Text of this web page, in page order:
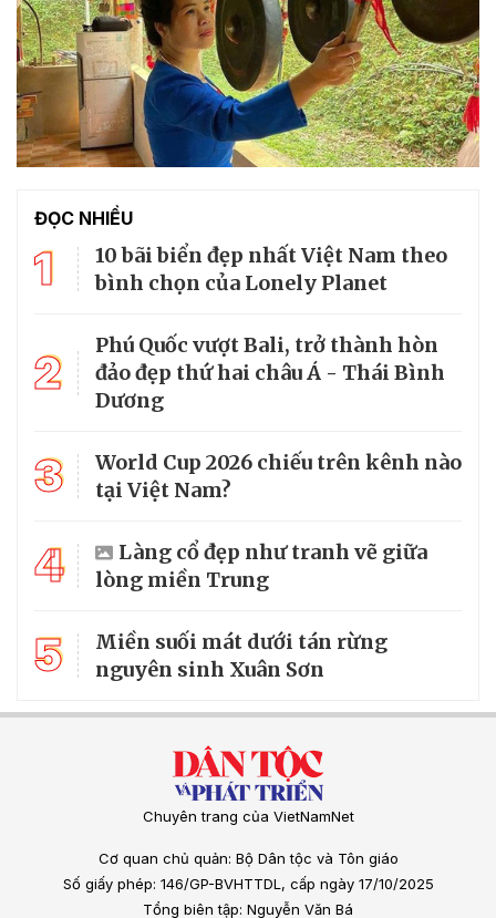
ĐỌC NHIỀU
1
10 bãi biển đẹp nhất Việt Nam theo
bình chọn của Lonely Planet
2
Phú Quốc vượt Bali, trở thành hòn
đảo đẹp thứ hai châu Á - Thái Bình
Dương
3
World Cup 2026 chiếu trên kênh nào
tại Việt Nam?
4
Làng cổ đẹp như tranh vẽ giữa
lòng miền Trung
5
Miền suối mát dưới tán rừng
nguyên sinh Xuân Sơn
Chuyên trang của VietNamNet
Cơ quan chủ quản: Bộ Dân tộc và Tôn giáo
Số giấy phép: 146/GP-BVHTTDL, cấp ngày 17/10/2025
Tổng biên tập: Nguyễn Văn Bá